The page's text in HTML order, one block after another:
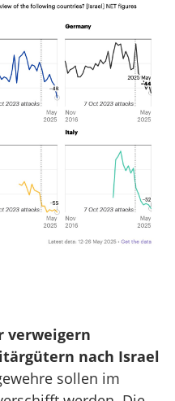
verweigern
nach Israel
sollen im